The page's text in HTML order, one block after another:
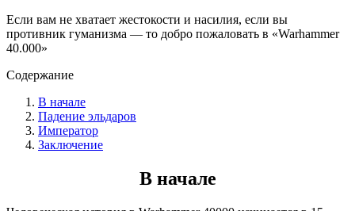
Если вам не хватает жестокости и насилия, если вы
противник гуманизма — то добро пожаловать в «Warhammer
40.000»
Содержание
В начале
Падение эльдаров
Император
Заключение
В начале